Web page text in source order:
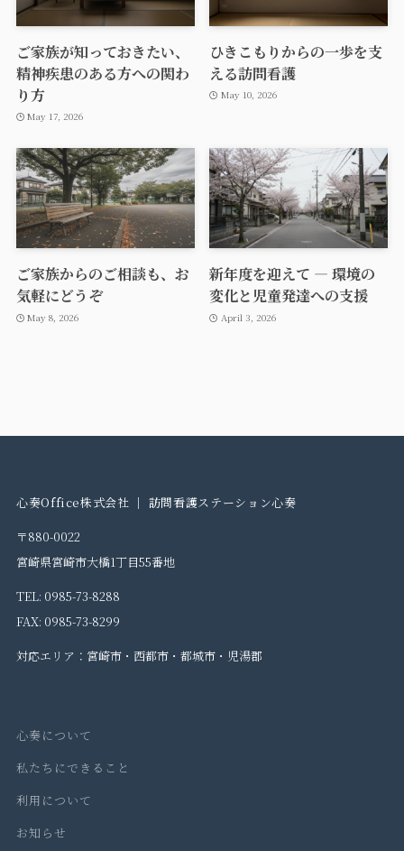
ご家族が知っておきたい、
精神疾患のある方への関わ
り方
May 17, 2026
ひきこもりからの一歩を支
える訪問看護
May 10, 2026
ご家族からのご相談も、お
気軽にどうぞ
May 8, 2026
新年度を迎えて ― 環境の
変化と児童発達への支援
April 3, 2026
心奏Office株式会社 │ 訪問看護ステーション心奏
〒880-0022
宮崎県宮崎市大橋1丁目55番地
TEL: 0985-73-8288
FAX: 0985-73-8299
対応エリア：宮崎市・西都市・都城市・児湯郡
心奏について
私たちにできること
利用について
お知らせ